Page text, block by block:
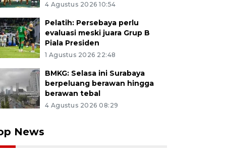
4 Agustus 2026 10:54
Pelatih: Persebaya perlu
evaluasi meski juara Grup B
Piala Presiden
1 Agustus 2026 22:48
BMKG: Selasa ini Surabaya
berpeluang berawan hingga
berawan tebal
4 Agustus 2026 08:29
News